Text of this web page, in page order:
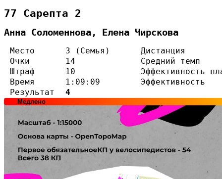
77 Сарепта 2
Анна Соломеннова, Елена Чирскова
Место 3 (Семья)
Дистанция
Очки
14
Средний темп
Штраф
10
Эффективность
Время
1:09:09
Эффективность
Результат
4
Медлено